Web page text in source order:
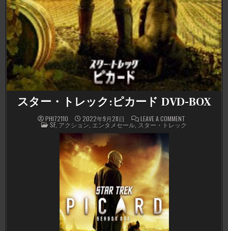
スター・トレック:ピカード DVD-BOX
PHI72110 2022年9月28日 LEAVE A COMMENT
ス
POSTED
IN
SF,アクション,エンタメセール,スター・トレック